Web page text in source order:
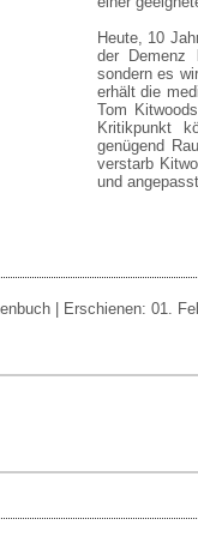
Heute, 10
der Demenz
sondern es
erhält die
Tom
Kritikpunkt
genügend
verstarb
und
| Erschienen: 01.